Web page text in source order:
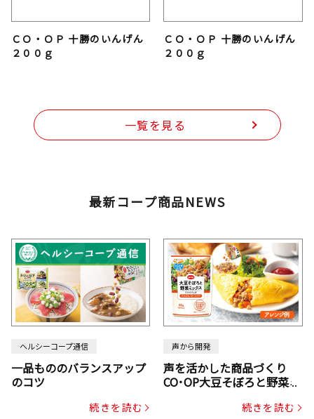
ＣＯ・ＯＰ 十勝のいんげん
２００ｇ
ＣＯ・ＯＰ 十勝のいんげん
２００ｇ
一覧を見る
最新コープ商品NEWS
ヘルシーコープ通信
一品もののバランスアップ
のコツ
続きを読む
声から開発
声を活かした商品づくり
CO･OP大豆そぼろと野菜ミ
じん・コーン入り）続きを読む